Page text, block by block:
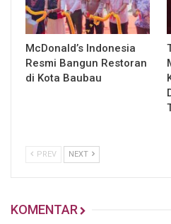
McDonald’s Indonesia
Resmi Bangun Restoran
di Kota Baubau
PREV NEXT
KOMENTAR